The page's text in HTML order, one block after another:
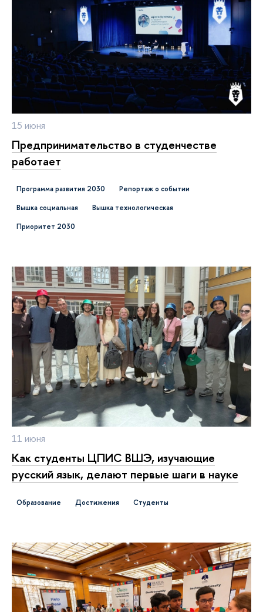
15 июня
Предпринимательство в студенчестве
работает
Программа развития 2030
репортаж о событии
ышка социальная
ышка технологическая
Приоритет 2030
11 июня
Как студенты ЦПИС ВШЭ, изучающие
русский язык, делают первые шаги в науке
Образование достижения студенты